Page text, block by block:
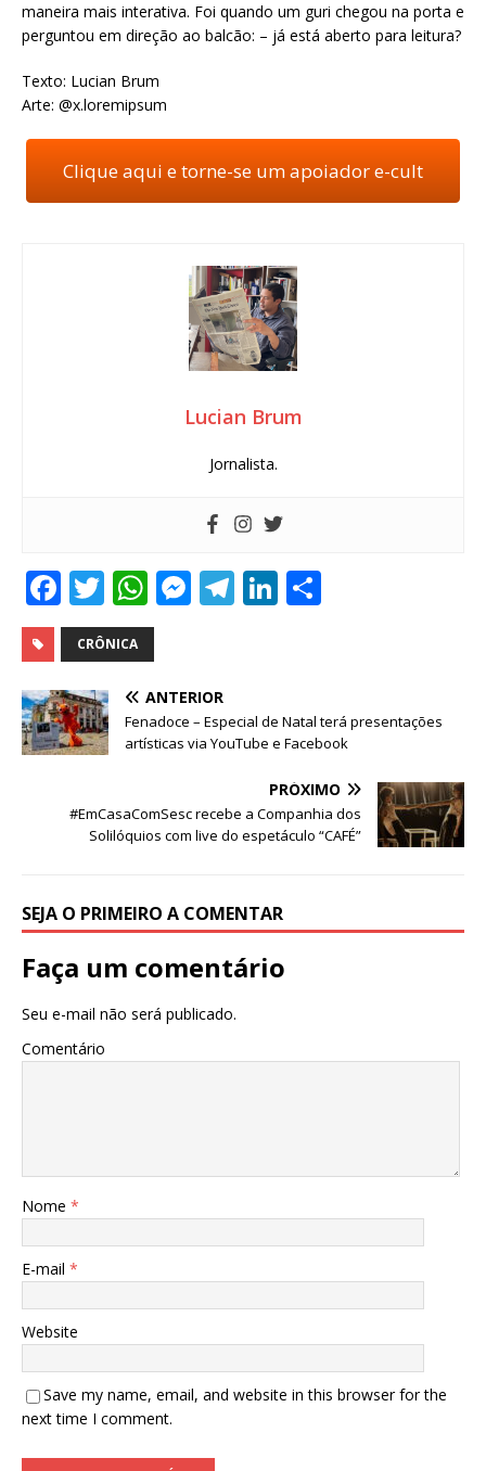
maneira mais interativa. Foi quando um guri chegou na porta e
perguntou em direção ao balcão: – já está aberto para leitura?
Texto: Lucian Brum
Arte: @x.loremipsum
Clique aqui e torne-se um apoiador e-cult
Lucian Brum
Jornalista.
F
a
c
e
b
o
k
T
w
it
te
r
W
h
at
s
A
p
M
e
n
g
r
T
ra
m
Li
dI
n
CRÔNICA
ANTERIOR
Fenadoce – Especial de Natal terá presentações
artísticas via YouTube e Facebook
PRÓXIMO
#EmCasaComSesc recebe a Companhia dos
Solilóquios com live do espetáculo “CAFÉ”
SEJA O PRIMEIRO A COMENTAR
Faça um comentário
Seu e-mail não será publicado.
Comentário
Nome *
E-mail *
Website
Save my name, email, and website in this browser for the
next time I comment.